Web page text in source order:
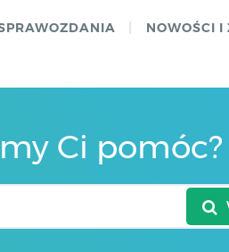
NOWOŚCI I
Ci pomóc?